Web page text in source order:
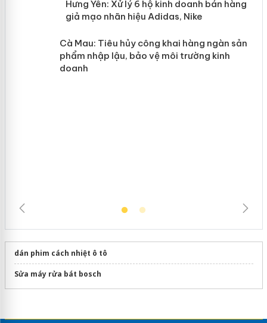
Hưng Yên: Xử lý 6 hộ kinh doanh bán
hàng giả mạo nhãn hiệu Adidas, Nike
dán phim cách nhiệt ô tô
Sửa máy rửa bát bosch